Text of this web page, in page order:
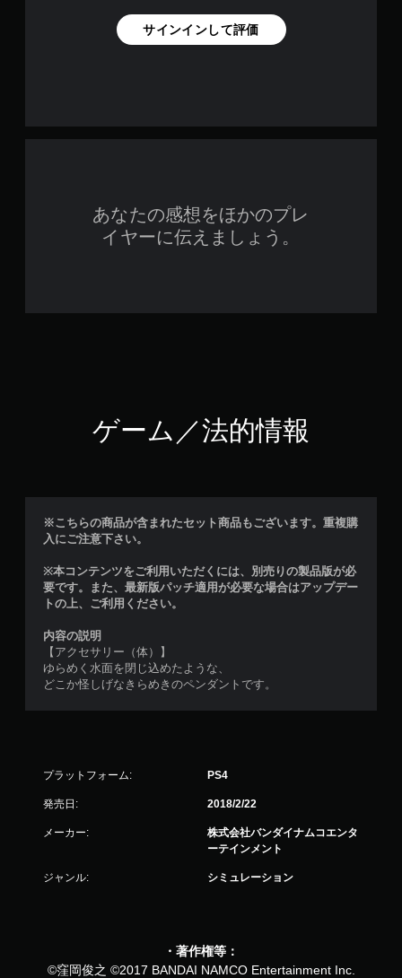
サインインして評価
あなたの感想をほかのプレ
イヤーに伝えましょう。
ゲーム／法的情報
※こちらの商品が含まれたセット商品もございます。重複購
入にご注意下さい。
※本コンテンツをご利用いただくには、別売りの製品版が必
要です。また、最新版パッチ適用が必要な場合はアップデー
トの上、ご利用ください。
内容の説明
【アクセサリー（体）】
ゆらめく水面を閉じ込めたような、
どこか怪しげなきらめきのペンダントです。
プラットフォーム: PS4
発売日: 2018/2/22
メーカー:
株式会社バンダイナムコエンタ
ーテインメント
ジャンル: シミュレーション
・著作権等：
©窪岡俊之 ©2017 BANDAI NAMCO Entertainment Inc.